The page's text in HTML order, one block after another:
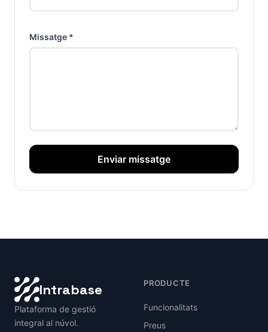
Missatge *
Enviar missatge
Intrabase
Plataforma de gestió
integral al núvol.
PRODUCTE
Funcionalitats
Preus